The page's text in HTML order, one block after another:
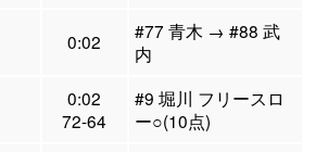
0:02
#77 青木 → #88 武
内
0:02
72-64
#9 堀川 フリースロ
ー○(10点)